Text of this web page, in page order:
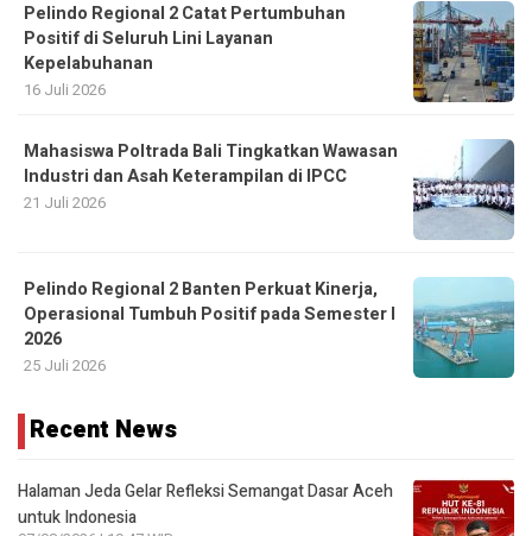
Pelindo Regional 2 Catat Pertumbuhan
Positif di Seluruh Lini Layanan
Kepelabuhanan
16 Juli 2026
Mahasiswa Poltrada Bali Tingkatkan Wawasan
Industri dan Asah Keterampilan di IPCC
21 Juli 2026
Pelindo Regional 2 Banten Perkuat Kinerja,
Operasional Tumbuh Positif pada Semester I
2026
25 Juli 2026
Recent News
Halaman Jeda Gelar Refleksi Semangat Dasar Aceh
untuk Indonesia